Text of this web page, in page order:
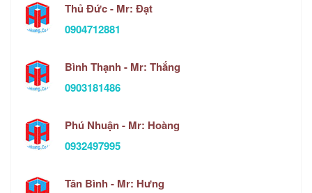
Thủ Đức - Mr: Đạt
0904712881
Bình Thạnh - Mr: Thắng
0903181486
Phú Nhuận - Mr: Hoàng
0932497995
Tân Bình - Mr: Hưng